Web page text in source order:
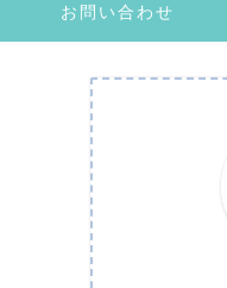
お問い合わせ